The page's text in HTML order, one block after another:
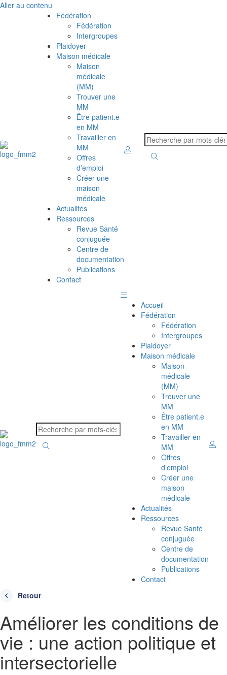
Aller au contenu
Fédération
Fédération
Intergroupes
Plaidoyer
Maison médicale
Maison
médicale
(MM)
Trouver une
MM
Être patient.e
en MM
Travailler en
MM
Offres
d’emploi
Créer une
maison
médicale
Actualités
Ressources
Revue Santé
conjuguée
Centre de
documentation
Publications
Contact
Accueil
Fédération
Fédération
Intergroupes
Plaidoyer
Maison médicale
Maison
médicale
(MM)
Trouver une
MM
Être patient.e
en MM
Travailler en
MM
Offres
d’emploi
Créer une
maison
médicale
Actualités
Ressources
Revue Santé
conjuguée
Centre de
documentation
Publications
Contact
Retour
Améliorer les conditions de
vie : une action politique et
intersectorielle